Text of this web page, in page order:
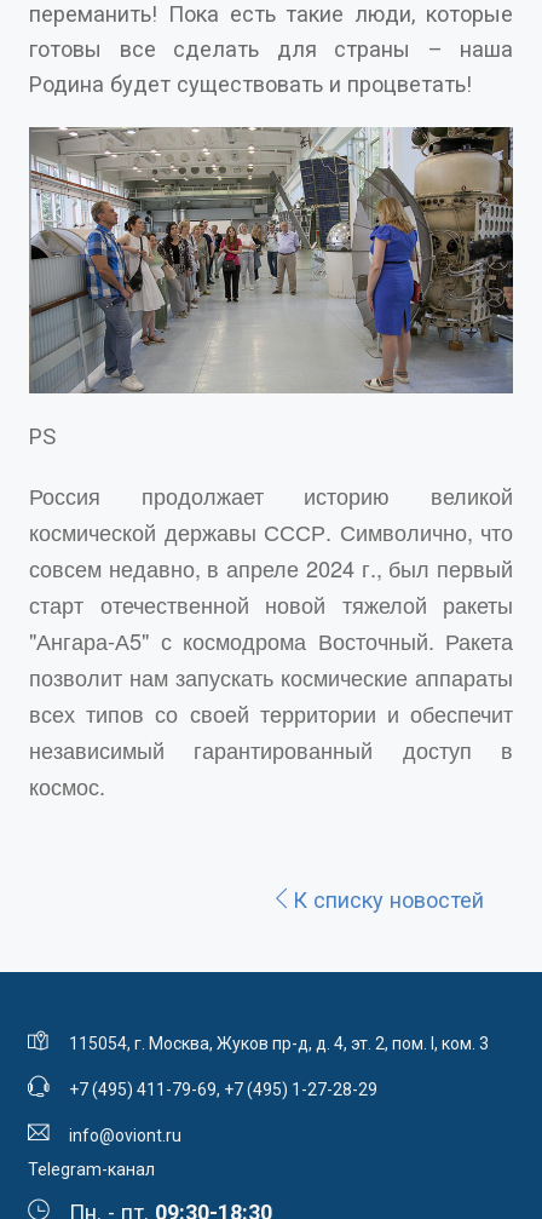
переманить! Пока есть такие люди, которые
готовы все сделать для страны – наша
Родина будет существовать и процветать!
PS
Россия продолжает историю великой
космической державы СССР. Символично, что
совсем недавно, в апреле 2024 г., был первый
старт отечественной новой тяжелой ракеты
"Ангара-А5" с космодрома Восточный. Ракета
позволит нам запускать космические аппараты
всех типов со своей территории и обеспечит
независимый гарантированный доступ в
космос.
К списку новостей
115054, г. Москва, Жуков пр-д, д. 4, эт. 2, пом. I, ком. 3
+7 (495) 411-79-69, +7 (495) 1-27-28-29
info@oviont.ru
Telegram-канал
Пн. - пт. 09:30-18:30